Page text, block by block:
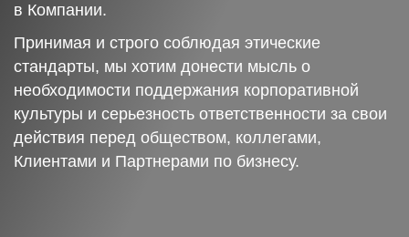
в Компании.
Принимая и строго соблюдая этические
стандарты, мы хотим донести мысль о
необходимости поддержания корпоративной
культуры и серьезность ответственности за свои
действия перед обществом, коллегами,
Клиентами и Партнерами по бизнесу.